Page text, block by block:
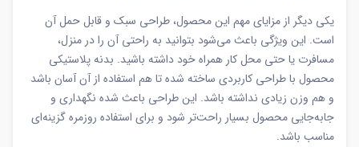
یکی دیگر از مزایای مهم این محصول، طراحی سبک و قابل حمل آن
است. این ویژگی باعث می‌شود بتوانید به راحتی آن را در منزل،
مسافرت یا حتی محل کار همراه خود داشته باشید. بدنه پلاستیکی
محصول با طراحی کاربردی ساخته شده تا هم استفاده از آن آسان باشد
و هم وزن زیادی نداشته باشد. این طراحی باعث شده نگهداری و
جابه‌جایی محصول بسیار راحت‌تر شود و برای استفاده روزمره گزینه‌ای
مناسب باشد.